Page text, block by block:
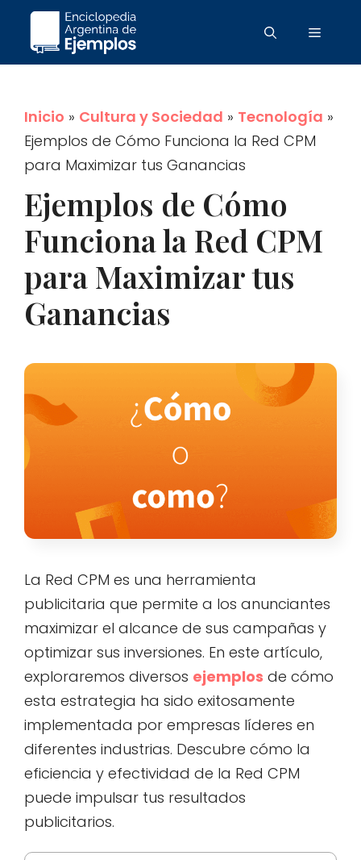
Saltar
contenido
Menú
Inicio » Cultura y Sociedad » Tecnología »
Ejemplos de Cómo Funciona la Red CPM
para Maximizar tus Ganancias
Ejemplos de Cómo
Funciona la Red CPM
para Maximizar tus
Ganancias
La Red CPM es una herramienta
publicitaria que permite a los anunciantes
maximizar el alcance de sus campañas y
optimizar sus inversiones. En este artículo,
exploraremos diversos ejemplos de cómo
esta estrategia ha sido exitosamente
implementada por empresas líderes en
diferentes industrias. Descubre cómo la
eficiencia y efectividad de la Red CPM
puede impulsar tus resultados
publicitarios.